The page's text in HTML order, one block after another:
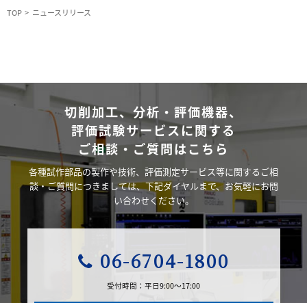
TOP ニュースリリース
切削加工、分析・評価機器、
評価試験サービスに関する
ご相談・ご質問はこちら
各種試作部品の製作や技術、評価測定サービス等に関するご相
談・ご質問につきましては、下記ダイヤルまで、お気軽にお問
い合わせください。
06-6704-1800
受付時間：平日9:00～17:00